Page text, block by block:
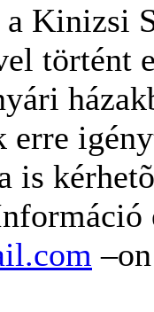
a Kinizsi
történt
is